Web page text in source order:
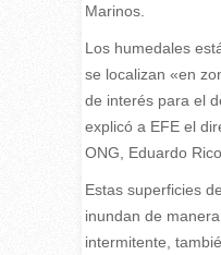
Marinos.
Los humedales
se localizan «en
de interés para el
explicó a EFE el
ONG, Eduardo Rico.
Estas superficies
inundan de
intermitente,